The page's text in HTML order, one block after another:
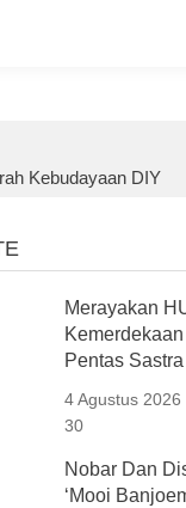
Kebudayaan DIY
Merayakan
Pentas Sastra
4 Agustus 2026
30
Nobar Dan
‘Mooi